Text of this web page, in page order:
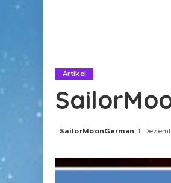
Artikel
Posted
SailorMoonGerman 1.